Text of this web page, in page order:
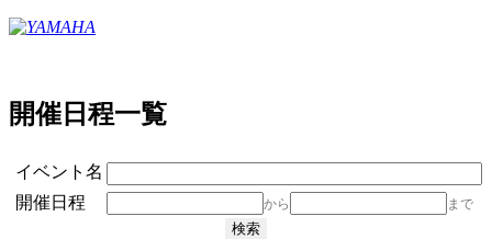
開催日程一覧
イベント名
開催日程
から まで